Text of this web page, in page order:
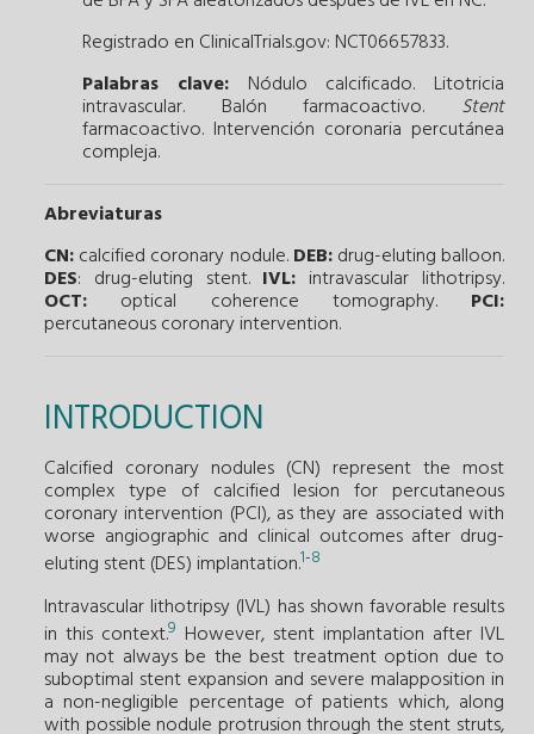
Registrado en ClinicalTrials.gov: NCT06657833.
Palabras clave:
Nódulo calcificado. Litotricia
intravascular. Balón farmacoactivo. Stent
farmacoactivo. Intervención coronaria percutánea
compleja.
Abreviaturas
CN:calcified coronary nodule.DEB:drug-eluting balloon.
DES: drug-eluting stent. IVL: intravascular lithotripsy.
OCT: optical coherence tomography. PCI:
percutaneous coronary intervention.
INTRODUCTION
Calcified coronary nodules (CN) represent the most
complex type of calcified lesion for percutaneous
coronary intervention (PCI), as they are associated with
worse angiographic and clinical outcomes after drug-
eluting stent (DES) implantation.1-8
Intravascular lithotripsy (IVL) has shown favorable results
in this context.9 However, stent implantation after IVL
may not always be the best treatment option due to
suboptimal stent expansion and severe malapposition in
a non-negligible percentage of patients which, along
with possible nodule protrusion through the stent struts,